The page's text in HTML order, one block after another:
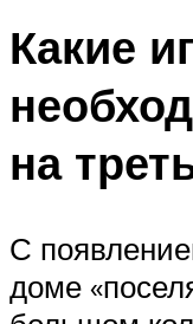
Какие
на
С
доме